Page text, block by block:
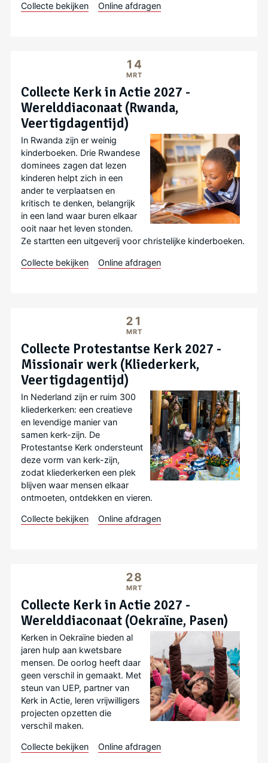
Collecte bekijken Online afdragen
14
MRT
Collecte Kerk in Actie 2027 -
Werelddiaconaat (Rwanda,
Veertigdagentijd)
In Rwanda zijn er weinig
kinderboeken. Drie Rwandese
dominees zagen dat lezen
kinderen helpt zich in een
ander te verplaatsen en
kritisch te denken, belangrijk
in een land waar buren elkaar
ooit naar het leven stonden.
Ze startten een uitgeverij voor christelijke kinderboeken.
Collecte bekijken Online afdragen
21
MRT
Collecte Protestantse Kerk 2027 -
Missionair werk (Kliederkerk,
Veertigdagentijd)
In Nederland zijn er ruim 300
kliederkerken: een creatieve
en levendige manier van
samen kerk-zijn. De
Protestantse Kerk ondersteunt
deze vorm van kerk-zijn,
zodat kliederkerken een plek
blijven waar mensen elkaar
ontmoeten, ontdekken en vieren.
Collecte bekijken Online afdragen
28
MRT
Collecte Kerk in Actie 2027 -
Werelddiaconaat (Oekraïne, Pasen)
Kerken in Oekraïne bieden al
jaren hulp aan kwetsbare
mensen. De oorlog heeft daar
geen verschil in gemaakt. Met
steun van UEP, partner van
Kerk in Actie, leren vrijwilligers
projecten opzetten die
verschil maken.
Collecte bekijken Online afdragen